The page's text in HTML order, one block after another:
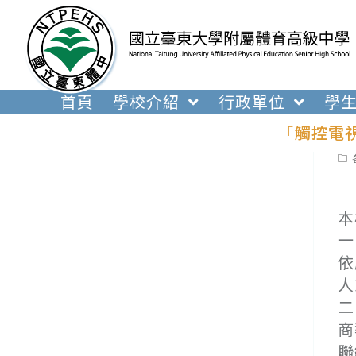
內
首頁 學校介紹 行政單位 學
「觸控